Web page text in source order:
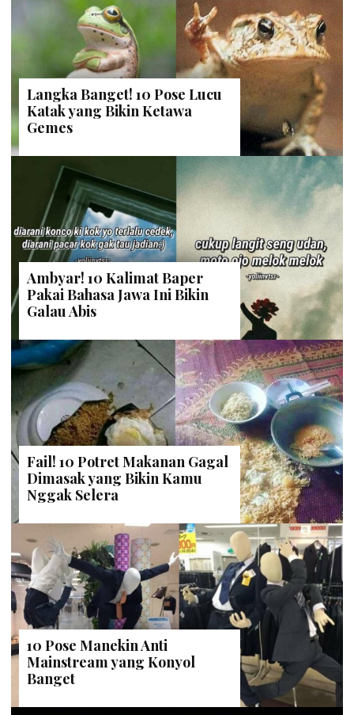
Langka Banget! 10 Pose Lucu
Katak yang Bikin Ketawa
Gemes
Ambyar! 10 Kalimat Baper
Pakai Bahasa Jawa Ini Bikin
Galau Abis
Fail! 10 Potret Makanan Gagal
Dimasak yang Bikin Kamu
Nggak Selera
10 Pose Manekin Anti
Mainstream yang Konyol
Banget